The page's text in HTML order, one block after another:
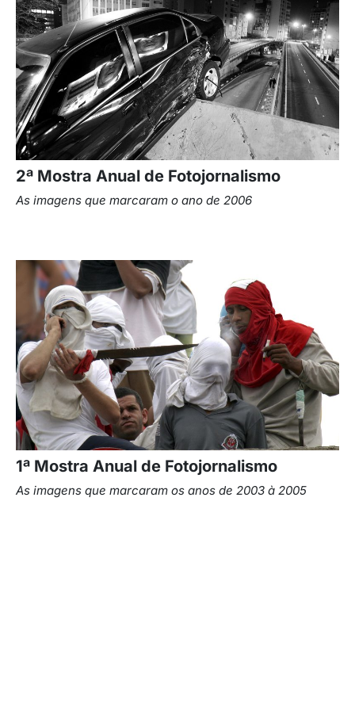
2ª Mostra Anual de Fotojornalismo
As imagens que marcaram o ano de 2006
1ª Mostra Anual de Fotojornalismo
As imagens que marcaram os anos de 2003 à 2005